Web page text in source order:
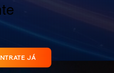
JÁ